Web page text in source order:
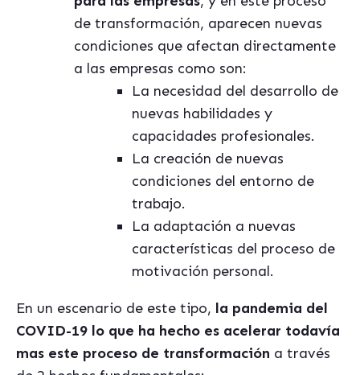
de transformación, aparecen nuevas
condiciones que afectan directamente
a las empresas como son:
La necesidad del desarrollo de
nuevas habilidades y
capacidades profesionales.
La creación de nuevas
condiciones del entorno de
trabajo.
La adaptación a nuevas
características del proceso de
motivación personal.
En un escenario de este tipo, la pandemia del
COVID-19 lo que ha hecho es acelerar todavía
mas este proceso de transformación a través